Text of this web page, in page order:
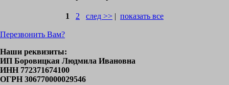
1 2 след >> | показать все
Перезвонить Вам?
Наши реквизиты:
ИП Боровицкая Людмила Ивановна
ИНН 772371674100
ОГРН 306770000029546